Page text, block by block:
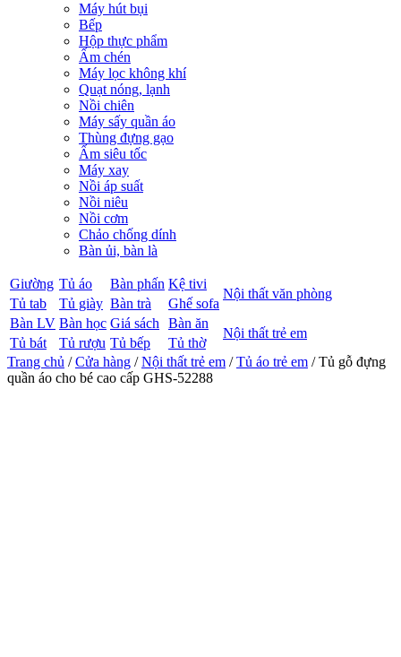
Máy hút bụi
Bếp
Hộp thực phẩm
Ấm chén
Máy lọc không khí
Quạt nóng, lạnh
Nồi chiên
Máy sấy quần áo
Thùng đựng gạo
Ấm siêu tốc
Máy xay
Nồi áp suất
Nồi niêu
Nồi cơm
Chảo chống dính
Bàn ủi, bàn là
Giường Tủ áo Bàn phấn Kệ tivi
Nội thất văn phòng
Tủ tab Tủ giày Bàn trà
Ghế sofa
Bàn LV Bàn học Giá sách Bàn ăn
Nội thất trẻ em
Tủ bát Tủ rượu Tủ bếp
Tủ thờ
Trang chủ /Cửa hàng /Nội thất trẻ em /Tủ áo trẻ em / Tủ gỗ đựng
quần áo cho bé cao cấp GHS-52288